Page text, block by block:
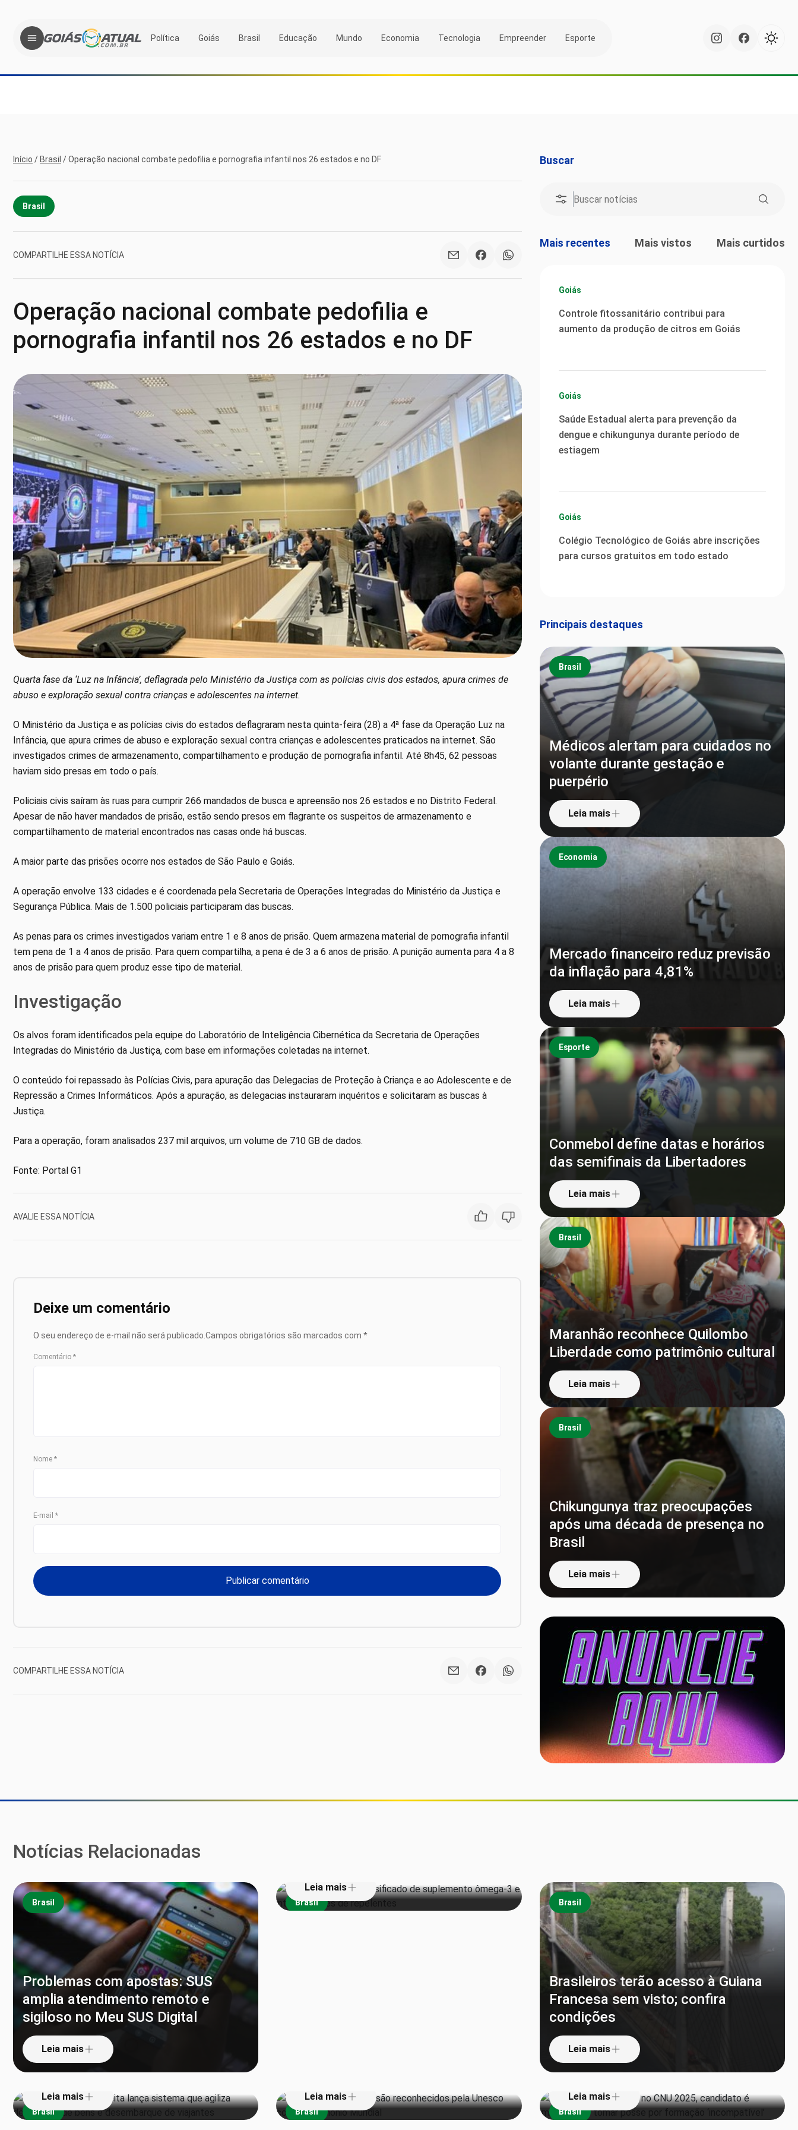
Política Goiás Brasil Educação Mundo Economia Tecnologia Empreender Esporte
Início / Brasil /Operação nacional combate pedofilia e pornografia infantil nos 26 estados e no DF
Brasil
COMPARTILHE ESSA NOTÍCIA
Operação nacional combate pedofilia e
pornografia infantil nos 26 estados e no DF
Quarta fase da ‘Luz na Infância’, deflagrada pelo Ministério da Justiça com as polícias civis dos estados, apura crimes de
abuso e exploração sexual contra crianças e adolescentes na internet.
O Ministério da Justiça e as polícias civis do estados deflagraram nesta quinta-feira (28) a 4ª fase da Operação Luz na
Infância, que apura crimes de abuso e exploração sexual contra crianças e adolescentes praticados na internet. São
investigados crimes de armazenamento, compartilhamento e produção de pornografia infantil. Até 8h45, 62 pessoas
haviam sido presas em todo o país.
Policiais civis saíram às ruas para cumprir 266 mandados de busca e apreensão nos 26 estados e no Distrito Federal.
Apesar de não haver mandados de prisão, estão sendo presos em flagrante os suspeitos de armazenamento e
compartilhamento de material encontrados nas casas onde há buscas.
A maior parte das prisões ocorre nos estados de São Paulo e Goiás.
A operação envolve 133 cidades e é coordenada pela Secretaria de Operações Integradas do Ministério da Justiça e
Segurança Pública. Mais de 1.500 policiais participaram das buscas.
As penas para os crimes investigados variam entre 1 e 8 anos de prisão. Quem armazena material de pornografia infantil
tem pena de 1 a 4 anos de prisão. Para quem compartilha, a pena é de 3 a 6 anos de prisão. A punição aumenta para 4 a 8
anos de prisão para quem produz esse tipo de material.
Investigação
Os alvos foram identificados pela equipe do Laboratório de Inteligência Cibernética da Secretaria de Operações
Integradas do Ministério da Justiça, com base em informações coletadas na internet.
O conteúdo foi repassado às Polícias Civis, para apuração das Delegacias de Proteção à Criança e ao Adolescente e de
Repressão a Crimes Informáticos. Após a apuração, as delegacias instauraram inquéritos e solicitaram as buscas à
Justiça.
Para a operação, foram analisados 237 mil arquivos, um volume de 710 GB de dados.
Fonte: Portal G1
AVALIE ESSA NOTÍCIA
Deixe um comentário
O seu endereço de e-mail não será publicado.Campos obrigatórios são marcados com *
Comentário *
Nome *
E-mail *
COMPARTILHE ESSA NOTÍCIA
Buscar
Mais recentes Mais vistos Mais curtidos
Goiás
Controle fitossanitário contribui para
aumento da produção de citros em Goiás
Goiás
Saúde Estadual alerta para prevenção da
dengue e chikungunya durante período de
estiagem
Goiás
Colégio Tecnológico de Goiás abre inscrições
para cursos gratuitos em todo estado
Principais destaques
Brasil
Médicos alertam para cuidados no
volante durante gestação e
puerpério
Leia mais
Economia
Mercado financeiro reduz previsão
da inflação para 4,81%
Leia mais
Esporte
Conmebol define datas e horários
das semifinais da Libertadores
Leia mais
Brasil
Maranhão reconhece Quilombo
Liberdade como patrimônio cultural
Leia mais
Brasil
Chikungunya traz preocupações
após uma década de presença no
Brasil
Leia mais
Notícias Relacionadas
Brasil
Problemas com apostas: SUS
amplia atendimento remoto e
sigiloso no Meu SUS Digital
Leia mais
Brasil
Leia mais
Brasil
Brasileiros terão acesso à Guiana
Francesa sem visto; confira
condições
Leia mais
Brasil
‘Pula alfândega’: Receita lança
sistema que agiliza declaração de
bens e desembarque de viajantes
Leia mais
Brasil
Leia mais
Brasil
Aprovado em 1º lugar no CNU
2025, candidato é impedido de
tomar posse por formação
‘incompatível’
Leia mais